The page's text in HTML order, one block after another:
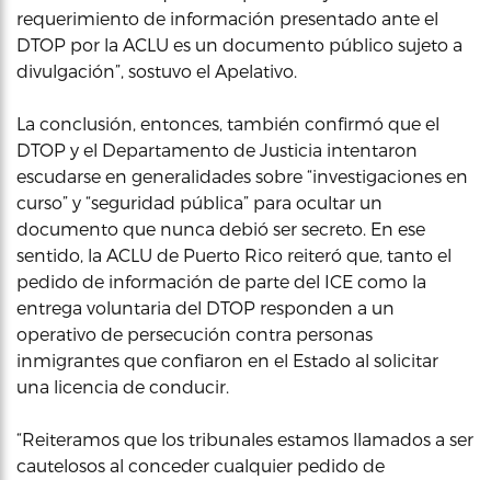
requerimiento de información presentado ante el
DTOP por la ACLU es un documento público sujeto a
divulgación”, sostuvo el Apelativo.
La conclusión, entonces, también confirmó que el
DTOP y el Departamento de Justicia intentaron
escudarse en generalidades sobre “investigaciones en
curso” y “seguridad pública” para ocultar un
documento que nunca debió ser secreto. En ese
sentido, la ACLU de Puerto Rico reiteró que, tanto el
pedido de información de parte del ICE como la
entrega voluntaria del DTOP responden a un
operativo de persecución contra personas
inmigrantes que confiaron en el Estado al solicitar
una licencia de conducir.
“Reiteramos que los tribunales estamos llamados a ser
cautelosos al conceder cualquier pedido de